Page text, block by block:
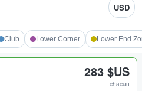
USD
Club Lower Corner Lower End
283 $US
chacun